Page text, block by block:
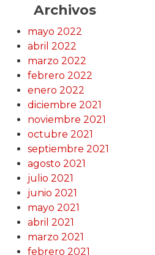
Archivos
mayo 2022
abril 2022
marzo 2022
febrero 2022
enero 2022
diciembre 2021
noviembre 2021
octubre 2021
septiembre 2021
agosto 2021
julio 2021
junio 2021
mayo 2021
abril 2021
marzo 2021
febrero 2021